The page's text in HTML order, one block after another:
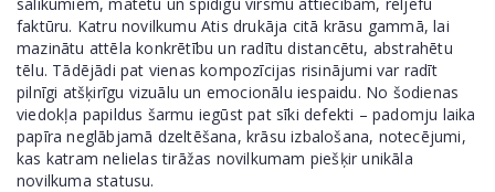
faktūru. Katru novilkumu Atis drukāja citā krāsu gammā, lai
mazinātu attēla konkrētību un radītu distancētu, abstrahētu
tēlu. Tādējādi pat vienas kompozīcijas risinājumi var radīt
pilnīgi atšķirīgu vizuālu un emocionālu iespaidu. No šodienas
viedokļa papildus šarmu iegūst pat sīki defekti – padomju laika
papīra neglābjamā dzeltēšana, krāsu izbalošana, notecējumi,
kas katram nelielas tirāžas novilkumam piešķir unikāla
novilkuma statusu.